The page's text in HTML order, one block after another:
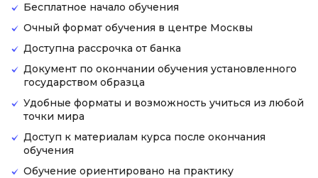
Бесплатное начало обучения
Очный формат обучения в центре Москвы
Доступна рассрочка от банка
Документ по окончании обучения установленного
государством образца
Удобные форматы и возможность учиться из любой
точки мира
Доступ к материалам курса после окончания
обучения
Обучение ориентировано на практику